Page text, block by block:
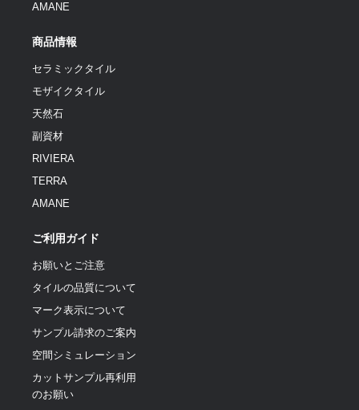
AMANE
商品情報
セラミックタイル
モザイクタイル
天然石
副資材
RIVIERA
TERRA
AMANE
ご利用ガイド
お願いとご注意
タイルの品質について
マーク表示について
サンプル請求のご案内
空間シミュレーション
カットサンプル再利用
のお願い